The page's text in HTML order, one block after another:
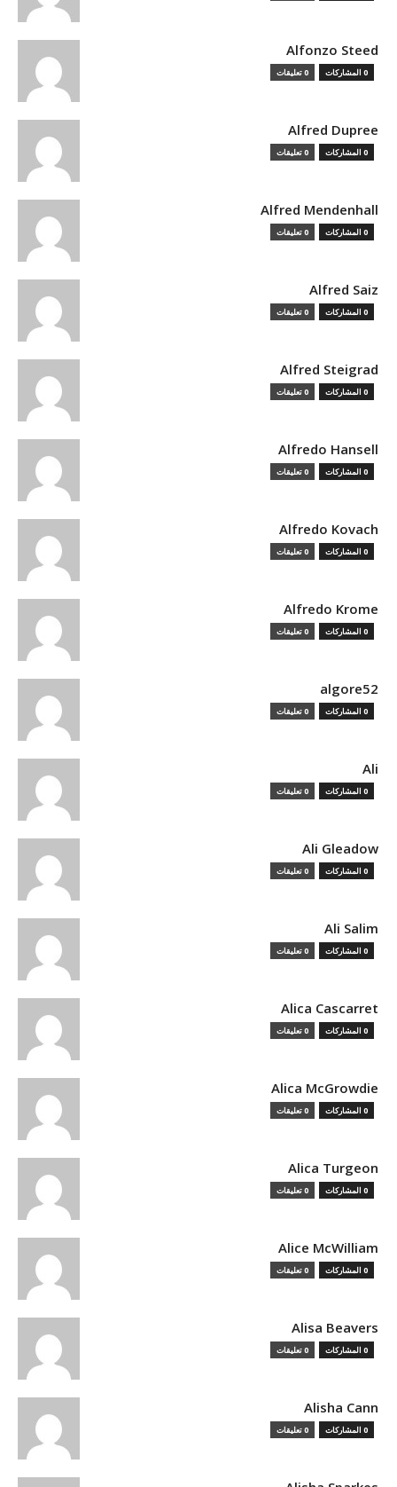
Alfonzo Steed
0 المشاركات 0 تعليقات
Alfred Dupree
0 المشاركات 0 تعليقات
Alfred Mendenhall
0 المشاركات 0 تعليقات
Alfred Saiz
0 المشاركات 0 تعليقات
Alfred Steigrad
0 المشاركات 0 تعليقات
Alfredo Hansell
0 المشاركات 0 تعليقات
Alfredo Kovach
0 المشاركات 0 تعليقات
Alfredo Krome
0 المشاركات 0 تعليقات
algore52
0 المشاركات 0 تعليقات
Ali
0 المشاركات 0 تعليقات
Ali Gleadow
0 المشاركات 0 تعليقات
Ali Salim
0 المشاركات 0 تعليقات
Alica Cascarret
0 المشاركات 0 تعليقات
Alica McGrowdie
0 المشاركات 0 تعليقات
Alica Turgeon
0 المشاركات 0 تعليقات
Alice McWilliam
0 المشاركات 0 تعليقات
Alisa Beavers
0 المشاركات 0 تعليقات
Alisha Cann
0 المشاركات 0 تعليقات